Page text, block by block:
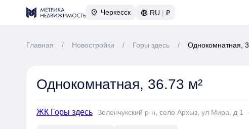
Черкесск RU | ₽
Главная / Новостройки / Горы здесь / Однокомнатная,
Однокомнатная, 36.73 м²
ЖК Горы здесь Зеленчукский р-н, село Архыз, ул Мира, д 1